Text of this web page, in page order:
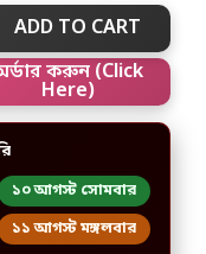
ADD TO CART
করুন (Click
Here)
১০ আগস্ট সোমবার
১১ আগস্ট মঙ্গলবার